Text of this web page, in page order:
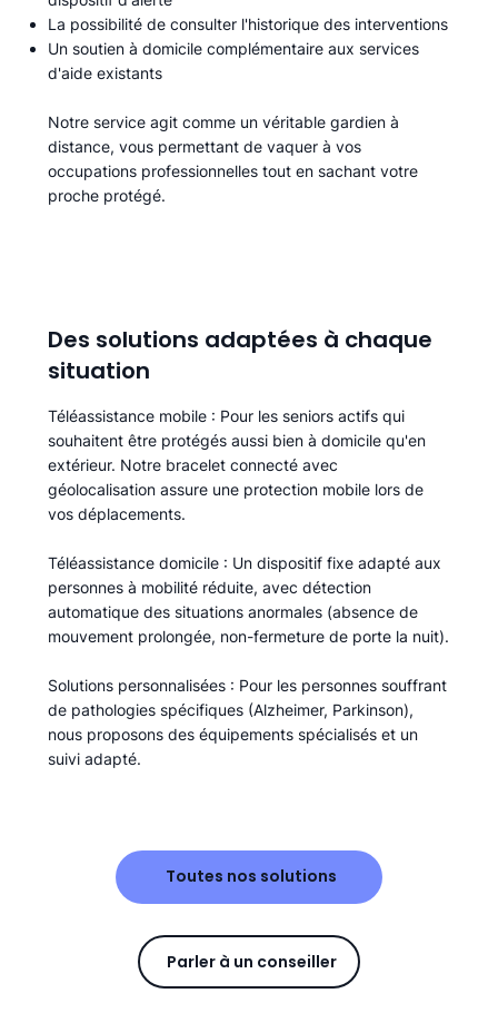
La possibilité de consulter l'historique des interventions
Un soutien à domicile complémentaire aux services
d'aide existants
Notre service agit comme un véritable gardien à
distance, vous permettant de vaquer à vos
occupations professionnelles tout en sachant votre
proche protégé.
Des solutions adaptées à chaque
situation
Téléassistance mobile : Pour les seniors actifs qui
souhaitent être protégés aussi bien à domicile qu'en
extérieur. Notre bracelet connecté avec
géolocalisation assure une protection mobile lors de
vos déplacements.
Téléassistance domicile : Un dispositif fixe adapté aux
personnes à mobilité réduite, avec détection
automatique des situations anormales (absence de
mouvement prolongée, non-fermeture de porte la nuit).
Solutions personnalisées : Pour les personnes souffrant
de pathologies spécifiques (Alzheimer, Parkinson),
nous proposons des équipements spécialisés et un
suivi adapté.
Toutes nos solutions
Parler à un conseiller